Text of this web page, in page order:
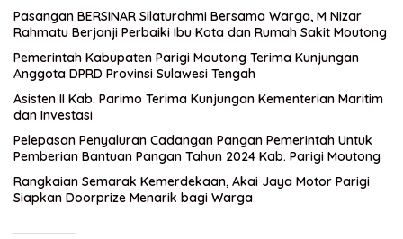
Pasangan BERSINAR Silaturahmi Bersama Warga, M Nizar
Rahmatu Berjanji Perbaiki Ibu Kota dan Rumah Sakit Moutong
Pemerintah Kabupaten Parigi Moutong Terima Kunjungan
Anggota DPRD Provinsi Sulawesi Tengah
Asisten II Kab. Parimo Terima Kunjungan Kementerian Maritim
dan Investasi
Pelepasan Penyaluran Cadangan Pangan Pemerintah Untuk
Pemberian Bantuan Pangan Tahun 2024 Kab. Parigi Moutong
Rangkaian Semarak Kemerdekaan, Akai Jaya Motor Parigi
Siapkan Doorprize Menarik bagi Warga